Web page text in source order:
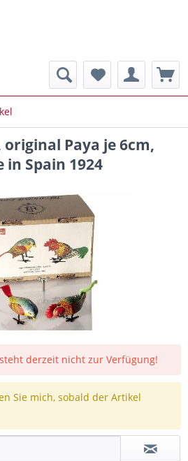
Paya je 6cm,
in Spain 1924
derzeit nicht zur Verfügung!
Sie mich, sobald der Artikel